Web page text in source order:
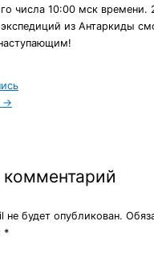
числа 10:00 мск времени.
из Антаркиды
→
комментарий
не будет опубликован.
*